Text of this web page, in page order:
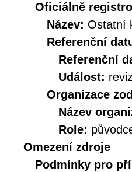
Oficiálně
Název: Ostatní
Referenční
Referenční
Událost:
Organizace
Název
Role:
Omezení zdroje
Podmínky pro